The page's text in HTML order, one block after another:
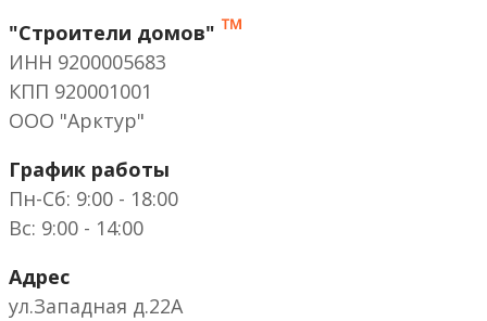
"Строители домов" ™
ИНН 9200005683
КПП 920001001
ООО "Арктур"
График работы
Пн-Сб: 9:00 - 18:00
Вс: 9:00 - 14:00
Адрес
ул.Западная д.22А